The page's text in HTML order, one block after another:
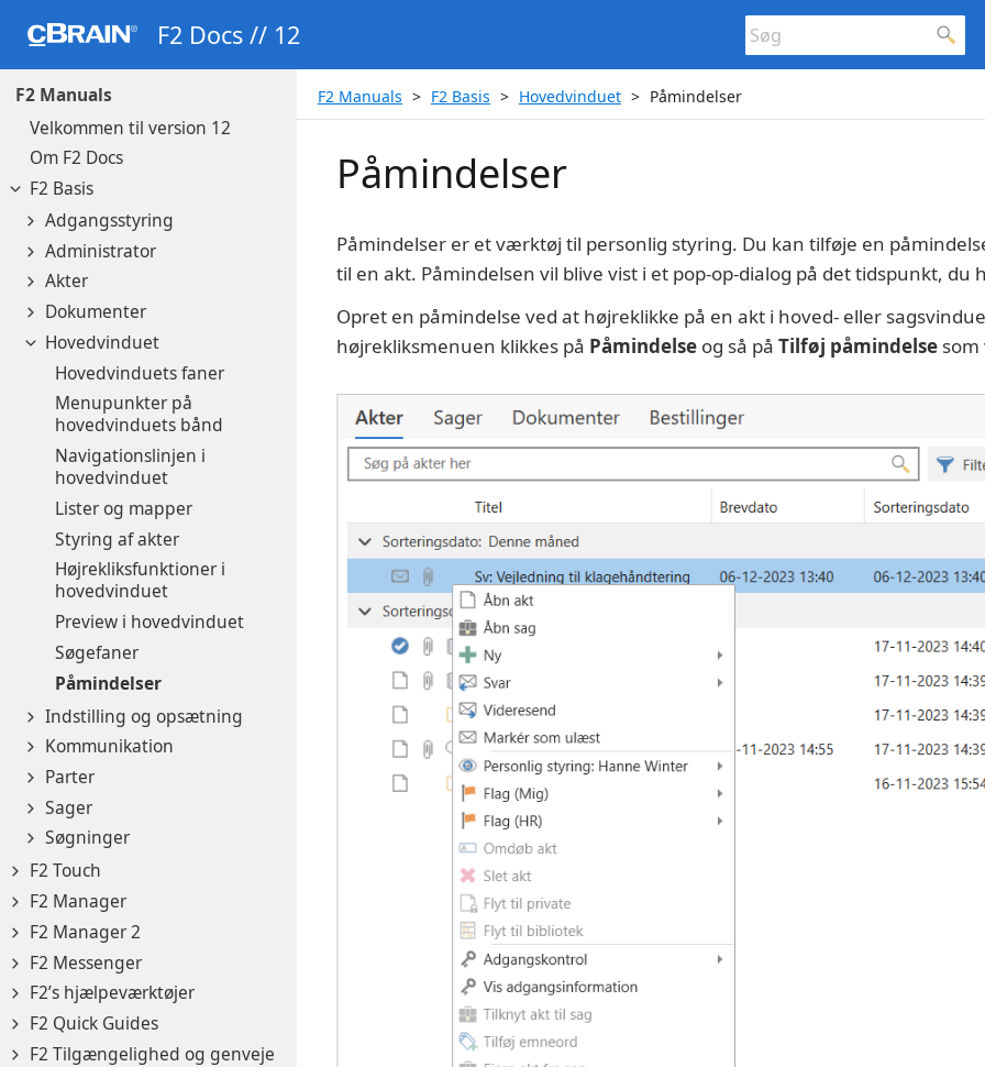
F2 Docs // 12
F2 Manuals
Velkommen til version 12
Om F2 Docs
F2 Basis
Adgangsstyring
Administrator
Akter
Dokumenter
Hovedvinduet
Hovedvinduets faner
Menupunkter på
hovedvinduets bånd
Navigationslinjen i
hovedvinduet
Lister og mapper
Styring af akter
Højrekliksfunktioner i
hovedvinduet
Preview i hovedvinduet
Søgefaner
Påmindelser
Indstilling og opsætning
Kommunikation
Parter
Sager
Søgninger
F2 Touch
F2 Manager
F2 Manager 2
F2 Messenger
F2’s hjælpeværktøjer
F2 Quick Guides
F2 Tilgængelighed og genveje
F2 Manuals F2 Basis Hovedvinduet Påmindelser
Påmindelser
Påmindelser er et værktøj til personlig styring. Du kan tilføje en
til en akt. Påmindelsen vil blive vist i et pop-op-dialog på det tidspunkt, du
Opret en påmindelse ved at højreklikke på en akt i hoved- eller
højrekliksmenuen klikkes på Påmindelse og så på Tilføj påmindelse som